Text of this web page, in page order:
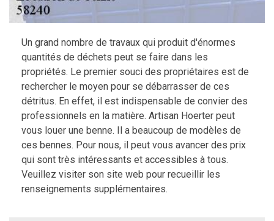
Un grand nombre de travaux qui produit d'énormes
quantités de déchets peut se faire dans les
propriétés. Le premier souci des propriétaires est de
rechercher le moyen pour se débarrasser de ces
détritus. En effet, il est indispensable de convier des
professionnels en la matière. Artisan Hoerter peut
vous louer une benne. Il a beaucoup de modèles de
ces bennes. Pour nous, il peut vous avancer des prix
qui sont très intéressants et accessibles à tous.
Veuillez visiter son site web pour recueillir les
renseignements supplémentaires.